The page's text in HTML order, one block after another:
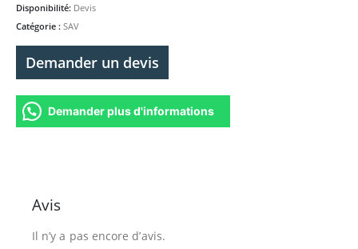
Disponibilité: Devis
Catégorie : SAV
Demander un devis
Demander plus d'informations
Avis
Il n’y a pas encore d’avis.